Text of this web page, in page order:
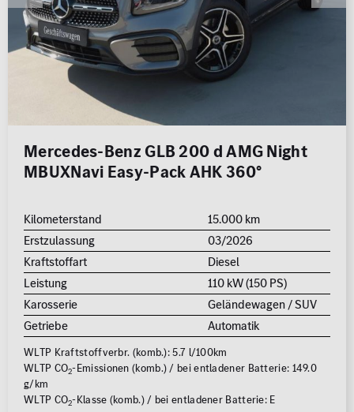
Mercedes-Benz GLB 200 d AMG Night
MBUXNavi Easy-Pack AHK 360°
Kilometerstand
15.000 km
Erstzulassung
03/2026
Kraftstoffart
Diesel
Leistung
110 kW (150 PS)
Karosserie
Geländewagen / SUV
Getriebe
Automatik
WLTP Kraftstoffverbr. (komb.): 5.7 l/100km
WLTP CO2-Emissionen (komb.) / bei entladener Batterie: 149.0
g/km
WLTP CO2-Klasse (komb.) / bei entladener Batterie: E